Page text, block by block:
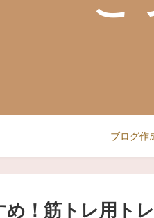
ブログ作
め！筋トレ用ト